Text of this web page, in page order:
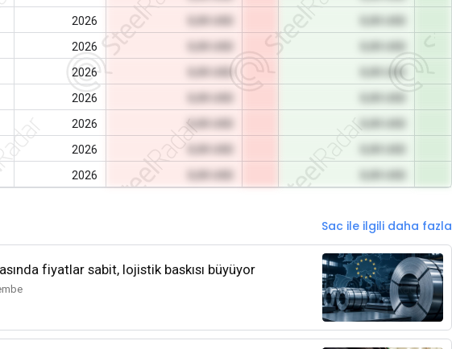
2026
2026
2026
0,00 USD
2026
2026 0,00 USD
2026
2026
Sac ile ilgili daha fazla
fiyatlar sabit, lojistik baskısı büyüyor